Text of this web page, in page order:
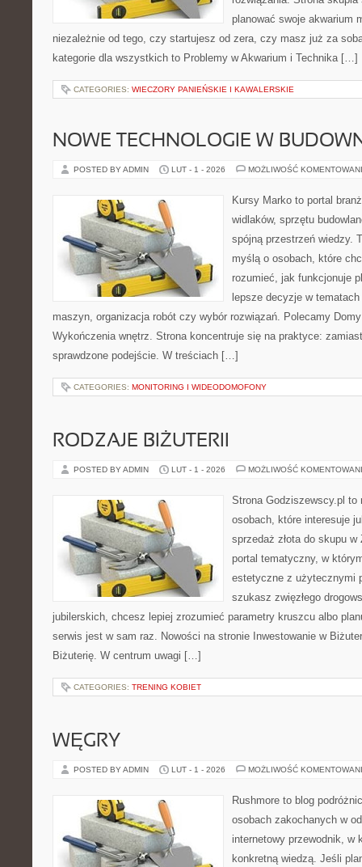
planować swoje akwarium
niezależnie od tego, czy startujesz od zera, czy masz już za
kategorie dla wszystkich to Problemy w Akwarium i Technika […]
CATEGORIES: WIECZORY PANIEŃSKIE I KAWALERSKIE
NOWE TECHNOLOGIE W
POSTED BY ADMIN LUT - 1 - 2026 MOŻLIWOŚĆ
Kursy Marko to portal
widlaków, sprzętu
spójną przestrzeń wiedzy.
myślą o osobach, które
rozumieć, jak funkcjonuje
lepsze decyzje w
maszyn, organizacja robót czy wybór rozwiązań. Polecamy
Wykończenia wnętrz. Strona koncentruje się na praktyce:
sprawdzone podejście. W treściach […]
CATEGORIES: MONITORING I WIDEODOMOFONY
RODZAJE BIŻUTERII
POSTED BY ADMIN LUT - 1 - 2026 MOŻLIWOŚĆ
Strona Godziszewscy.pl
osobach, które interesuje
sprzedaż złota do skupu
portal tematyczny, w
estetyczne z użytecznymi
szukasz zwięzłego
jubilerskich, chcesz lepiej zrozumieć parametry kruszcu albo
serwis jest w sam raz. Nowości na stronie Inwestowanie w
Biżuterię. W centrum uwagi […]
CATEGORIES: TRENING KOBIET
WĘGRY
POSTED BY ADMIN LUT - 1 - 2026 MOŻLIWOŚĆ
Rushmore to blog
osobach zakochanych w
internetowy przewodnik, w
konkretną wiedzą. Jeśli